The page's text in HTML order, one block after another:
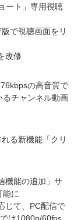
ート」専用視聴
で視聴画面をリ
改修
の高音質で
チャンネル動画
る新機能「クリ
機能の追加」サ
能に
じて、PC配信で
は1080p/60fps